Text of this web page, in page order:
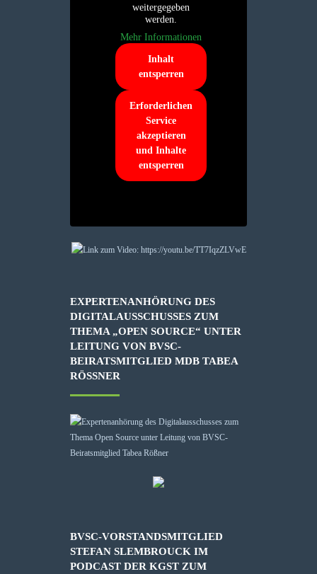
weitergegeben
werden.
Mehr Informationen
Inhalt
entsperren
Erforderlichen
Service
akzeptieren
und Inhalte
entsperren
EXPERTENANHÖRUNG DES
DIGITALAUSSCHUSSES ZUM
THEMA „OPEN SOURCE“ UNTER
LEITUNG VON BVSC-
BEIRATSMITGLIED MDB TABEA
RÖSSNER
BVSC-VORSTANDSMITGLIED
STEFAN SLEMBROUCK IM
PODCAST DER KGST ZUM